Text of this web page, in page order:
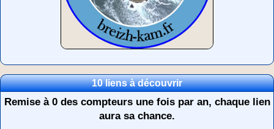
10 liens à découvrir
Remise à 0 des compteurs une fois par an, chaque lien
aura sa chance.